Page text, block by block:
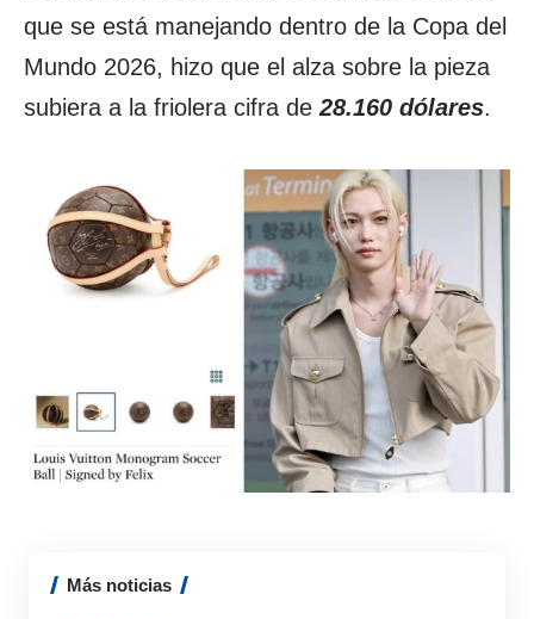
que se está manejando dentro de la Copa del
Mundo 2026, hizo que el alza sobre la pieza
subiera a la friolera cifra de 28.160 dólares.
Más noticias